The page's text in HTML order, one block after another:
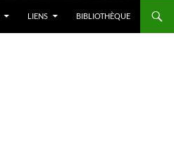
LIENS BIBLIOTHÈQUE